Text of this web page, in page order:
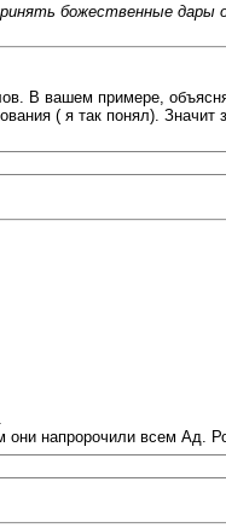
божественные дары
В вашем примере,
( я так понял).
напророчили всем Ад.